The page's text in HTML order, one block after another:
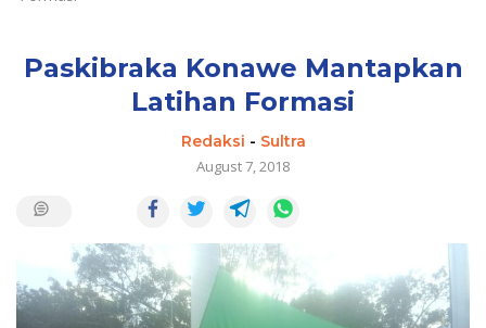
Paskibraka Konawe Mantapkan
Latihan Formasi
Redaksi - Sultra
August 7, 2018